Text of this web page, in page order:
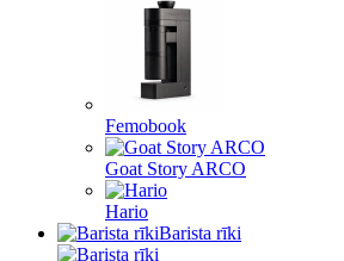
Femobook
Goat Story ARCO
Hario
Barista rīki